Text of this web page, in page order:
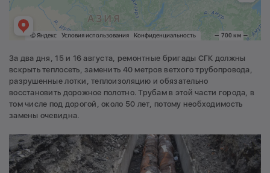
За два дня, 15 и 16 августа, ремонтные бригады СГК должны
вскрыть теплосеть, заменить 40 метров ветхого трубопровода,
разрушенные лотки, теплоизоляцию и обязательно
восстановить дорожное полотно. Трубам в этой части города, в
том числе под дорогой, около 50 лет, потому необходимость
замены очевидна.